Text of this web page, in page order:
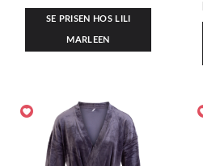
SE PRISEN HOS LILI
MARLEEN